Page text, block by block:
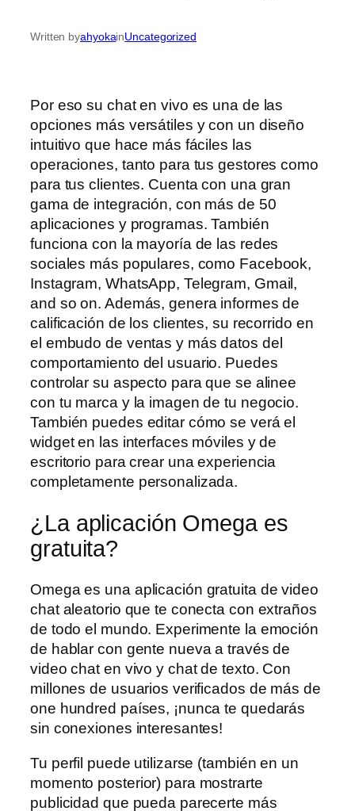
Written byahyokainUncategorized
Por eso su chat en vivo es una de las
opciones más versátiles y con un diseño
intuitivo que hace más fáciles las
operaciones, tanto para tus gestores como
para tus clientes. Cuenta con una gran
gama de integración, con más de 50
aplicaciones y programas. También
funciona con la mayoría de las redes
sociales más populares, como Facebook,
Instagram, WhatsApp, Telegram, Gmail,
and so on. Además, genera informes de
calificación de los clientes, su recorrido en
el embudo de ventas y más datos del
comportamiento del usuario. Puedes
controlar su aspecto para que se alinee
con tu marca y la imagen de tu negocio.
También puedes editar cómo se verá el
widget en las interfaces móviles y de
escritorio para crear una experiencia
completamente personalizada.
¿La aplicación Omega es
gratuita?
Omega es una aplicación gratuita de video
chat aleatorio que te conecta con extraños
de todo el mundo. Experimente la emoción
de hablar con gente nueva a través de
video chat en vivo y chat de texto. Con
millones de usuarios verificados de más de
one hundred países, ¡nunca te quedarás
sin conexiones interesantes!
Tu perfil puede utilizarse (también en un
momento posterior) para mostrarte
publicidad que pueda parecerte más